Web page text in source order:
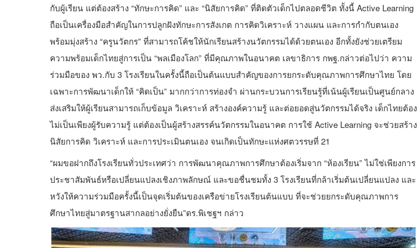
กับผู้เรียน แต่ต้องสร้าง “ทักษะการคิด” และ “นิสัยการคิด” ที่ติดตัวเด็กไปตลอดชีวิต ทั้งนี้ Active Learning
ถือเป็นเครื่องมือสำคัญในการปลูกฝังทักษะการสังเกต การคิดวิเคราะห์ วางแผน และการกำกับตนเอง
พร้อมมุ่งสร้าง “ครูนวัตกร” ที่สามารถโค้ชให้นักเรียนสร้างนวัตกรรมได้ด้วยตนเอง อีกทั้งยังช่วยเตรียม
ความพร้อมเด็กไทยสู่การเป็น “พลเมืองโลก” ที่มีคุณภาพในอนาคต เลขาธิการ กพฐ.กล่าวต่อไปว่า ความ
ร่วมมือของ พว.กับ 3 โรงเรียนในครั้งนี้ถือเป็นต้นแบบสำคัญของการยกระดับคุณภาพการศึกษาไทย โดย
เฉพาะการพัฒนาเด็กให้ “คิดเป็น” มากกว่าการท่องจำ ผ่านกระบวนการเรียนรู้ที่เน้นผู้เรียนเป็นศูนย์กลาง
ส่งเสริมให้ผู้เรียนสามารถเก็บข้อมูล วิเคราะห์ สร้างองค์ความรู้ และต่อยอดสู่นวัตกรรมได้จริง เด็กไทยต้อง
ไม่เป็นเพียงผู้รับความรู้ แต่ต้องเป็นผู้สร้างสรรค์นวัตกรรมในอนาคต การใช้ Active Learning จะช่วยสร้าง
นิสัยการคิด วิเคราะห์ และการประเมินตนเอง จนเกิดเป็นทักษะแห่งศตวรรษที่ 21
“ผมขอฝากถึงโรงเรียนทั่วประเทศว่า การพัฒนาคุณภาพการศึกษาต้องเริ่มจาก “ห้องเรียน” ไม่ใช่เพียงการ
ประชาสัมพันธ์หรือเปลี่ยนแปลงเชิงภาพลักษณ์ และขอชื่นชมทั้ง 3 โรงเรียนที่กล้าเริ่มต้นเปลี่ยนแปลง และ
หวังให้ความร่วมมือครั้งนี้เป็นจุดเริ่มต้นของเครือข่ายโรงเรียนต้นแบบ ที่จะช่วยยกระดับคุณภาพการ
ศึกษาไทยสู่มาตรฐานสากลอย่างยั่งยืน”ดร.พิเชฐฯ กล่าว